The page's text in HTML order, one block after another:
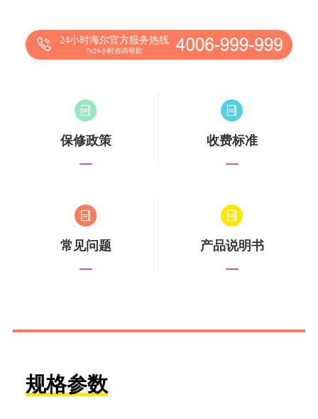
24小时海尔官方服务热线
7x24小时咨询帮助
保修政策 收费标准
常见问题 产品说明书
规格参数